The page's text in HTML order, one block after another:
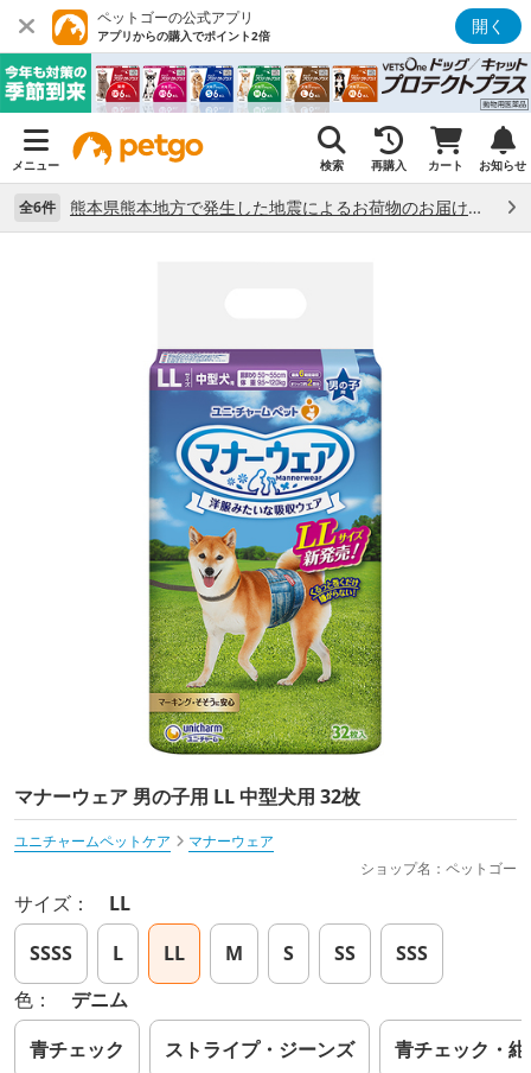
ペットゴーの公式アプリ
アプリからの購入でポイント2倍 開く
メニュー 検索 再購入 カート お知らせ
全6件 熊本県熊本地方で発生した地震によるお荷物のお届け状況について （7/28）
マナーウェア 男の子用 LL 中型犬用 32枚
ユニチャームペットケア
マナーウェア
ショップ名：ペットゴー
サイズ： LL
SSSS
L LL M S SS
SSS
色： デニム
青チェック
ストライプ・ジーンズ 青チェック・